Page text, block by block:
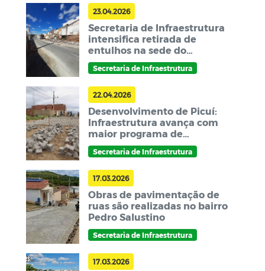
23.04.2026
Secretaria de Infraestrutura
intensifica retirada de
entulhos na sede do
município e reforça a
importância da limpeza
urbana
Secretaria de Infraestrutura
22.04.2026
Desenvolvimento de Picuí:
Infraestrutura avança com
maior programa de
pavimentações no município
Secretaria de Infraestrutura
17.03.2026
Obras de pavimentação de
ruas são realizadas no bairro
Pedro Salustino
Secretaria de Infraestrutura
17.03.2026